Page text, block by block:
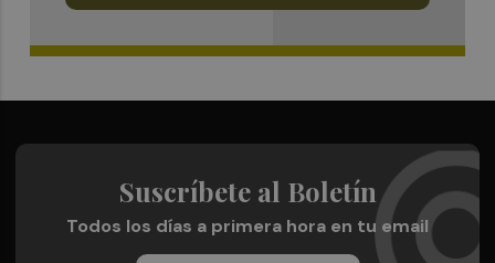
Suscríbete al Boletín
Todos los días a primera hora en tu email